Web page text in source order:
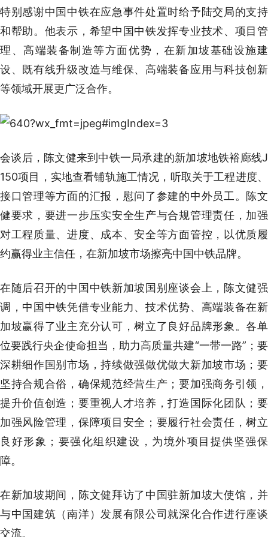
特别感谢中国中铁在应急事件处置时给予陆交局的支持
和帮助。他表示，希望中国中铁发挥专业技术、项目管
理、高端装备制造等方面优势，在新加坡基础设施建
设、既有线升级改造与维保、高端装备应用与科技创新
等领域开展更广泛合作。
会谈后，陈文健来到中铁一局承建的新加坡地铁裕廊线J
150项目，实地查看铺轨施工情况，听取关于工程进度、
接口管理等方面的汇报，慰问了参建的中外员工。陈文
健要求，要进一步压实安全生产与合规管理责任，加强
对工程质量、进度、成本、安全等方面管控，以优质履
约赢得业主信任，在新加坡市场擦亮中国中铁品牌。
在随后召开的中国中铁新加坡国别座谈会上，陈文健强
调，中国中铁凭借专业能力、技术优势、高端装备在新
加坡赢得了业主充分认可，树立了良好品牌形象。各单
位要践行央企使命担当，助力高质量共建“一带一路”；要
深耕细作国别市场，持续做强做优做大新加坡市场；要
坚持合规合俗，确保规范经营生产；要加强商务引领，
提升价值创造；要重视人才培养，打造国际化团队；要
加强风险管理，保障项目安全；要履行社会责任，树立
良好形象；要强化组织建设，为境外项目提供坚强保
障。
在新加坡期间，陈文健拜访了中国驻新加坡大使馆，并
与中国建筑（南洋）发展有限公司就深化合作进行座谈
交流。